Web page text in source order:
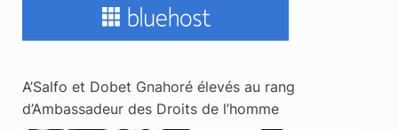
A’Salfo et Dobet Gnahoré élevés au rang
d’Ambassadeur des Droits de l’homme